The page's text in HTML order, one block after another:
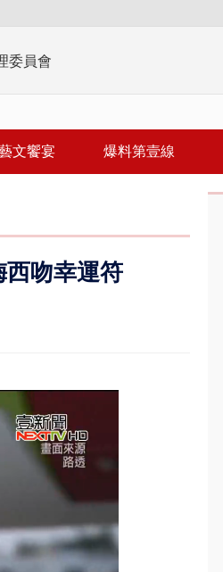
委員會
文饗宴 爆料第壹線
西吻幸運符